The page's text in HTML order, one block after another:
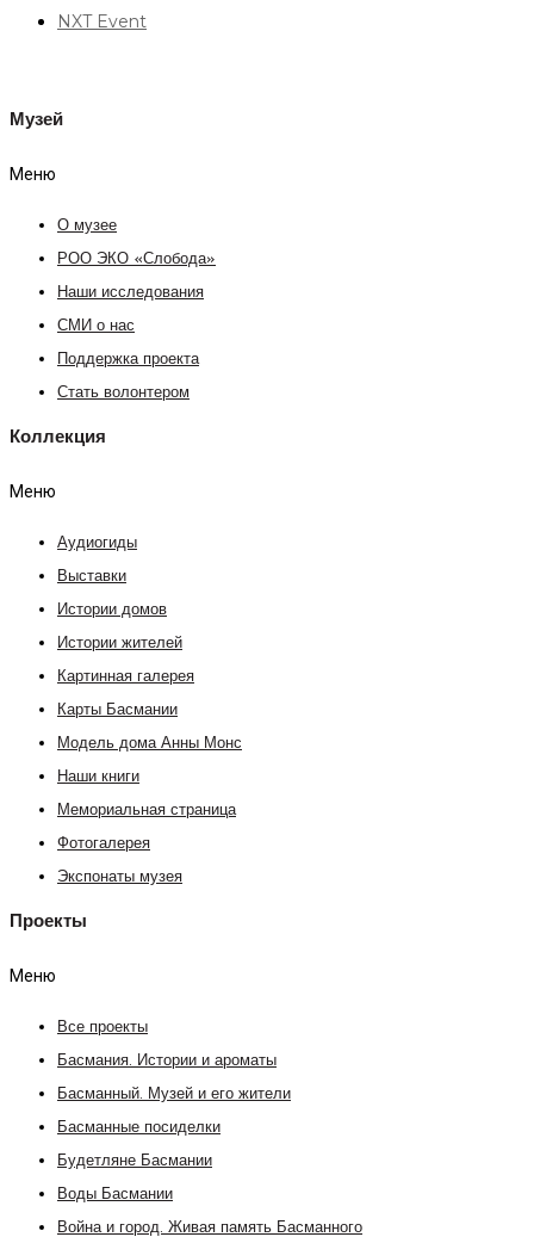
NXT Event
Музей
Меню
О музее
РОО ЭКО «Слобода»
Наши исследования
СМИ о нас
Поддержка проекта
Стать волонтером
Коллекция
Меню
Аудиогиды
Выставки
Истории домов
Истории жителей
Картинная галерея
Карты Басмании
Модель дома Анны Монс
Наши книги
Мемориальная страница
Фотогалерея
Экспонаты музея
Проекты
Меню
Все проекты
Басмания. Истории и ароматы
Басманный. Музей и его жители
Басманные посиделки
Будетляне Басмании
Воды Басмании
Война и город. Живая память Басманного